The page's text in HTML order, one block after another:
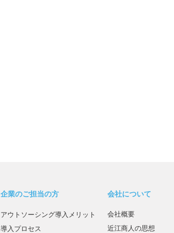
企業のご担当の方
アウトソーシング導入メリット
導入プロセス
会社について
会社概要
近江商人の思想